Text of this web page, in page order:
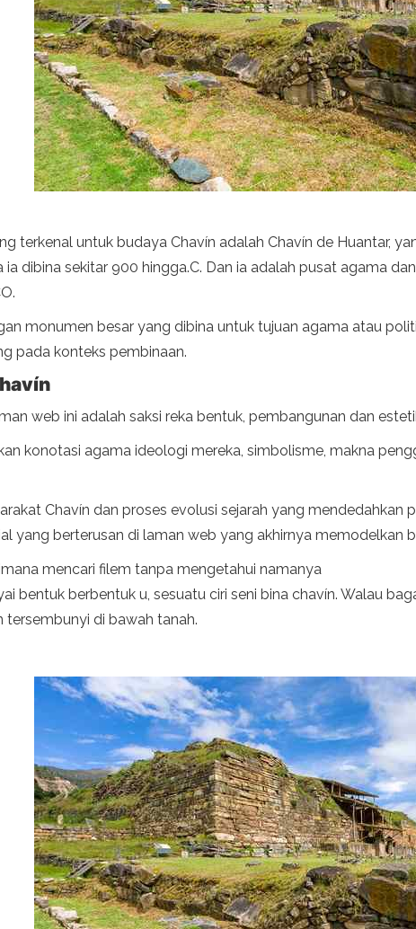
terkenal untuk budaya Chavín adalah Chavín de Huantar,
dibina sekitar 900 hingga.C. Dan ia adalah pusat agama
monumen besar yang dibina untuk tujuan agama atau
pada konteks pembinaan.
web ini adalah saksi reka bentuk, pembangunan dan
konotasi agama ideologi mereka, simbolisme, makna
Chavín dan proses evolusi sejarah yang
yang berterusan di laman web yang akhirnya memodelkan
mencari filem tanpa mengetahui namanya
bentuk berbentuk u, sesuatu ciri seni bina chavín. Walau
di bawah tanah.